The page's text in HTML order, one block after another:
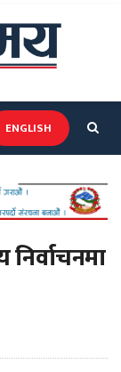
ENGLISH